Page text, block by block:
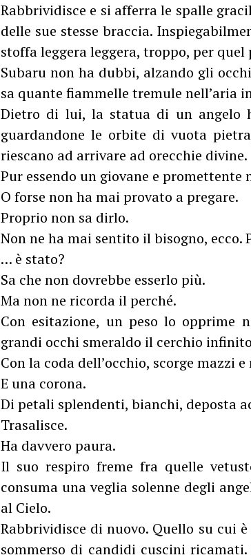
Rabbrividisce e si afferra le spalle
delle sue stesse braccia.
stoffa leggera leggera, troppo, per quel
Subaru non ha dubbi, alzando gli
sa quante fiammelle tremule nell’aria
Dietro di lui, la statua di un angelo
guardandone le orbite di vuota
riescano ad arrivare ad orecchie divine.
Pur essendo un giovane e
O forse non ha mai provato a pregare.
Proprio non sa dirlo.
Non ne ha mai sentito il bisogno, ecco.
… è stato?
Sa che non dovrebbe esserlo più.
Ma non ne ricorda il perché.
Con esitazione, un peso lo opprime
grandi occhi smeraldo il cerchio
Con la coda dell’occhio, scorge mazzi
E una corona.
Di petali splendenti, bianchi, deposta
Trasalisce.
Ha davvero paura.
Il suo respiro freme fra quelle
consuma una veglia solenne degli
al Cielo.
Rabbrividisce di nuovo. Quello su cui
sommerso di candidi cuscini